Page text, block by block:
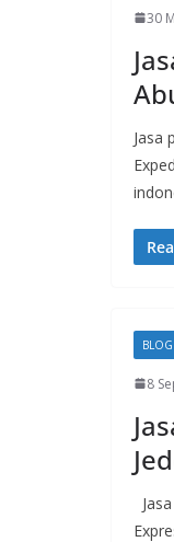
30
Jasa
BLOG
8